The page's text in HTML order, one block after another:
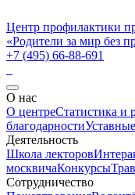
Центр профилактики
«Родители за мир без
+7 (495) 66-88-691
О нас
О центреСтатистика и
благодарности
Деятельность
Школа лекторов
москвичаКонкурсы
Сотрудничество